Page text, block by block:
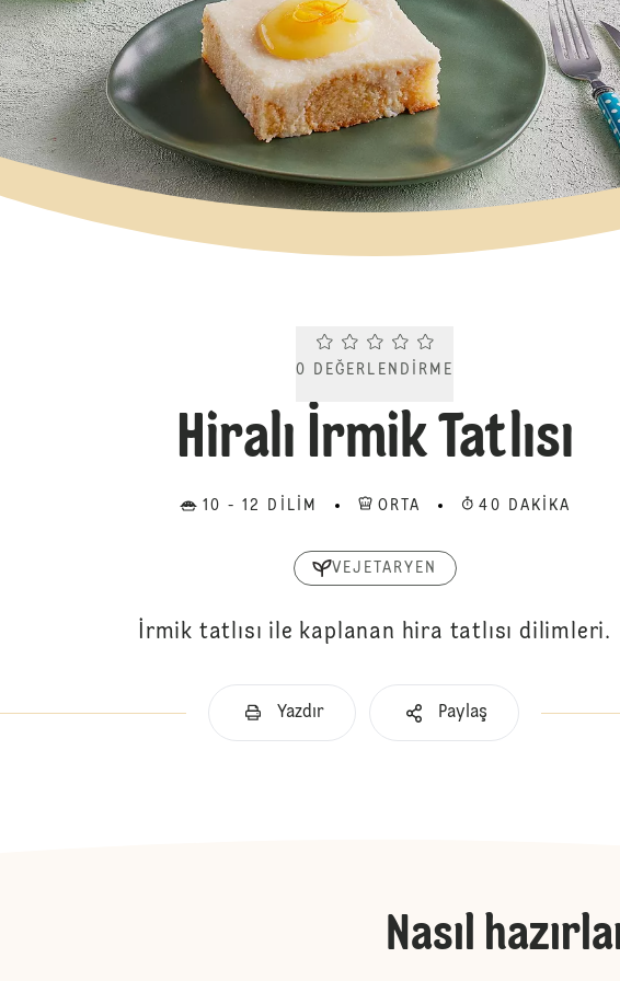
Current rating 0.0. Click to rate.
0 DEĞERLENDIRME
Hiralı İrmik Tatlısı
10 - 12 DILIM ORTA 40 DAKIKA
VEJETARYEN
İrmik tatlısı ile kaplanan hira tatlısı dilimleri.
Yazdır Paylaş
Nasıl